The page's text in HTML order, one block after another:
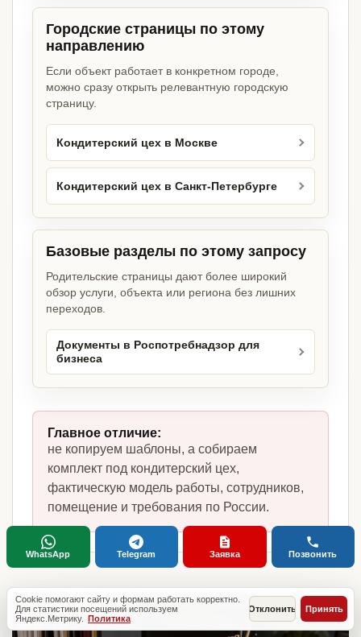
Городские страницы по этому
направлению
Если объект работает в конкретном городе,
можно сразу открыть релевантную городскую
страницу.
Кондитерский цех в Москве
Кондитерский цех в Санкт-Петербурге
Базовые разделы по этому запросу
Родительские страницы дают более широкий
обзор услуги, объекта или региона без лишних
переходов.
Документы в Роспотребнадзор для
бизнеса
Главное отличие:
не копируем шаблоны, а собираем
комплект под кондитерский цех,
фактическую модель работы, сотрудников,
помещение и требования по России.
Cookie помогают сайту и формам работать корректно.
Для статистики посещений используем
Яндекс.Метрику. Политика
Отклонить Принять
WhatsApp Telegram Заявка Позвонить